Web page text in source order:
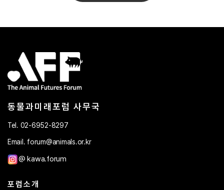
동물과미래포럼 사무국
Tel. 02-6952-8297
Email. forum@animals.or.kr
@ kawa.forum
포럼소개